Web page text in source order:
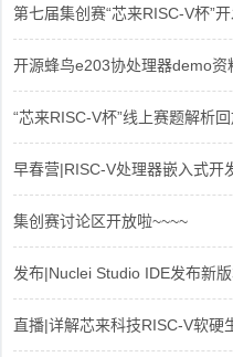
第七届集创赛“芯来RISC-V杯”
开源蜂鸟e203协处理器demo资
“芯来RISC-V杯”线上赛题解析
早春营|RISC-V处理器嵌入式开
集创赛讨论区开放啦~~~~
发布|Nuclei Studio IDE发布新
直播|详解芯来科技RISC-V软硬